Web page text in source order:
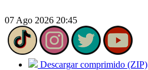
07 Ago 2026 20:45
Descargar comprimido (ZIP)